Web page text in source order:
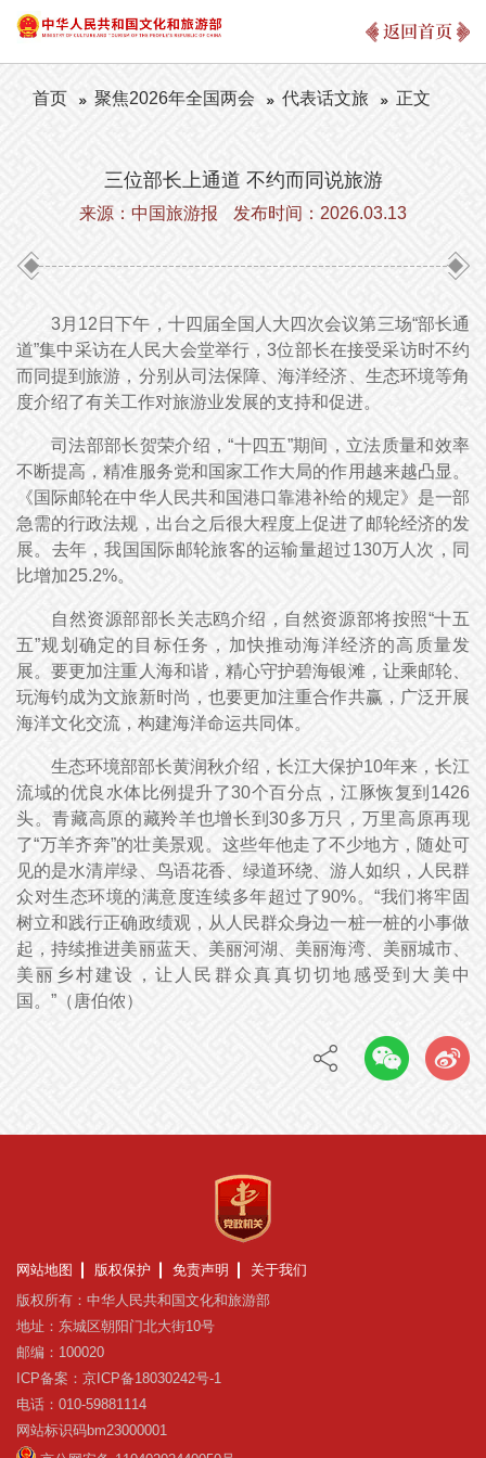
返回首页
首页 聚焦2026年全国两会 代表话文旅 正文
三位部长上通道 不约而同说旅游
来源：中国旅游报 发布时间：2026.03.13
3月12日下午，十四届全国人大四次会议第三场“部长通
道”集中采访在人民大会堂举行，3位部长在接受采访时不约
而同提到旅游，分别从司法保障、海洋经济、生态环境等角
度介绍了有关工作对旅游业发展的支持和促进。
司法部部长贺荣介绍，“十四五”期间，立法质量和效率
不断提高，精准服务党和国家工作大局的作用越来越凸显。
《国际邮轮在中华人民共和国港口靠港补给的规定》是一部
急需的行政法规，出台之后很大程度上促进了邮轮经济的发
展。去年，我国国际邮轮旅客的运输量超过130万人次，同
比增加25.2%。
自然资源部部长关志鸥介绍，自然资源部将按照“十五
五”规划确定的目标任务，加快推动海洋经济的高质量发
展。要更加注重人海和谐，精心守护碧海银滩，让乘邮轮、
玩海钓成为文旅新时尚，也要更加注重合作共赢，广泛开展
海洋文化交流，构建海洋命运共同体。
生态环境部部长黄润秋介绍，长江大保护10年来，长江
流域的优良水体比例提升了30个百分点，江豚恢复到1426
头。青藏高原的藏羚羊也增长到30多万只，万里高原再现
了“万羊齐奔”的壮美景观。这些年他走了不少地方，随处可
见的是水清岸绿、鸟语花香、绿道环绕、游人如织，人民群
众对生态环境的满意度连续多年超过了90%。“我们将牢固
树立和践行正确政绩观，从人民群众身边一桩一桩的小事做
起，持续推进美丽蓝天、美丽河湖、美丽海湾、美丽城市、
美丽乡村建设，让人民群众真真切切地感受到大美中
国。”（唐伯侬）
网站地图 版权保护 免责声明
关于我们
版权所有：中华人民共和国文化和旅游部
地址：东城区朝阳门北大街10号
邮编：100020
ICP备案：京ICP备18030242号-1
电话：010-59881114
网站标识码bm23000001